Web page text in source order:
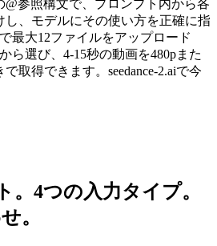
参照構文で、プロンプト内から各
し、モデルにその使い方を正確に指
最大12ファイルをアップロード
ら選び、4-15秒の動画を480pまた
取得できます。seedance-2.aiで今
。4つの入力タイプ。
。